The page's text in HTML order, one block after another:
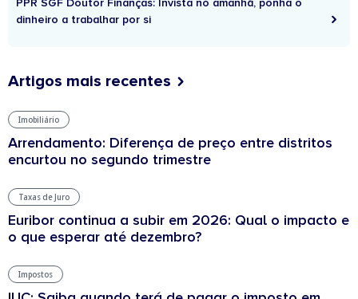
PPR SGF Doutor Finanças: Invista no amanhã, ponha o
dinheiro a trabalhar por si
Artigos mais recentes
Imobiliário
Arrendamento: Diferença de preço entre distritos
encurtou no segundo trimestre
Taxas de Juro
Euribor continua a subir em 2026: Qual o impacto e
o que esperar até dezembro?
Impostos